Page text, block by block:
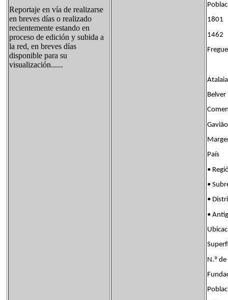
Reportaje en vía de realizarse
en breves días o realizado
recientemente estando en
proceso de edición y subida a
la red, en breves días
disponible para su
visualización......
Atalaia
Belver
Gavião
País
•
•
•
•
N.º